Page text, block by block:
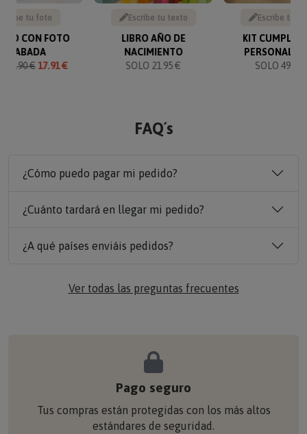
Sube tu foto
CON FOTO
GRABADA
19.90 €17.91 €
Escribe tu texto
LIBRO AÑO DE
NACIMIENTO
SOLO 21.95 €
Escribe tu
KIT
SOLO 49.90
FAQ´s
¿Cómo puedo pagar mi pedido?
¿Cuánto tardará en llegar mi pedido?
¿A qué países enviáis pedidos?
Ver todas las preguntas frecuentes
Pago seguro
Tus compras están protegidas con los más altos
estándares de seguridad.